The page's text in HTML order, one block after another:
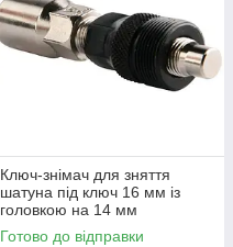
Ключ-знімач для зняття
шатуна під ключ 16 мм із
головкою на 14 мм
Готово до відправки